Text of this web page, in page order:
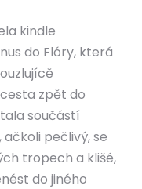
kindle
do Flóry, která
zpět do
součástí
pečlivý, se
tropech a klišé,
do jiného